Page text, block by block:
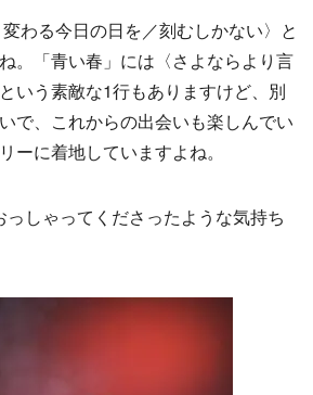
わる今日の日を／刻むしかない〉と
。「青い春」には〈さよならより言
いう素敵な1行もありますけど、別
で、これからの出会いも楽しんでい
ーに着地していますよね。
しゃってくださったような気持ち